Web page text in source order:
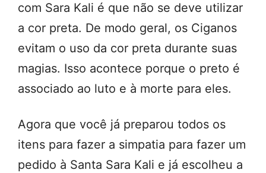
com Sara Kali é que não se deve utilizar
a cor preta. De modo geral, os Ciganos
evitam o uso da cor preta durante suas
magias. Isso acontece porque o preto é
associado ao luto e à morte para eles.
Agora que você já preparou todos os
itens para fazer a simpatia para fazer um
pedido à Santa Sara Kali e já escolheu a